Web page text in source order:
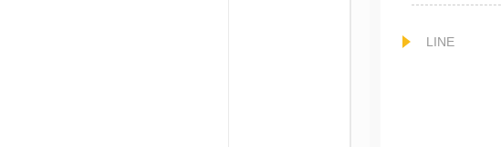
LINE